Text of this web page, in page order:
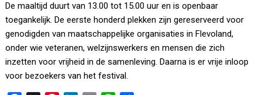
De maaltijd duurt van 13.00 tot 15.00 uur en is openbaar
toegankelijk. De eerste honderd plekken zijn gereserveerd voor
genodigden van maatschappelijke organisaties in Flevoland,
onder wie veteranen, welzijnswerkers en mensen die zich
inzetten voor vrijheid in de samenleving. Daarna is er vrije inloop
voor bezoekers van het festival.